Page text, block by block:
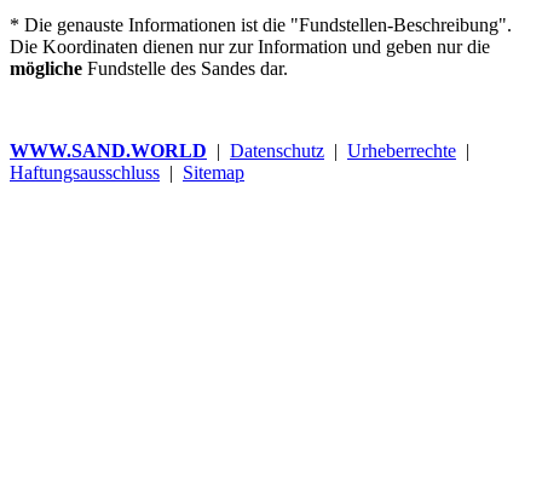
* Die genauste Informationen ist die "Fundstellen-Beschreibung".
Die Koordinaten dienen nur zur Information und geben nur die
mögliche Fundstelle des Sandes dar.
WWW.SAND.WORLD | Datenschutz | Urheberrechte |
Haftungsausschluss | Sitemap